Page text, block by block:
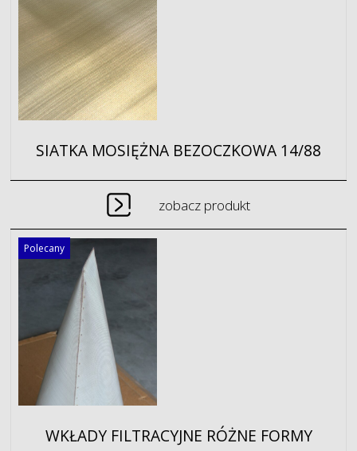
SIATKA MOSIĘŻNA BEZOCZKOWA 14/88
zobacz produkt
Polecany
WKŁADY FILTRACYJNE RÓŻNE FORMY